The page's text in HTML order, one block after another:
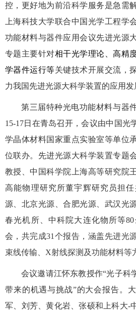
控，更好地为前沿科学服务是急需
上海科技大学联合中国光学工程学
功能材料与器件应用会议先进光源
专题主要针对相干光学理论、高精
学器件运行等关键技术开展交流，
力我国先进光源大科学装置的应用发
第三届特种光电功能材料与器
15-17日在青岛召开，会议由中国光
学晶体材料国家重点实验室等单位
位联办。先进光源大科学装置专题
教授、中国科学院上海高等研究院
高能物理研究所董宇辉研究员担
源、北京光源、合肥光源、武汉光
春光机所、中科院大连化物所等80
会，共完成31 个报告，涵盖先进光
束线传输、 X射线探测及功能材料等
会议邀请江怀东教授作“光子科
带来的机遇与挑战”的大会报告。
军、刘芳、黄化岩、张硕和上科大-